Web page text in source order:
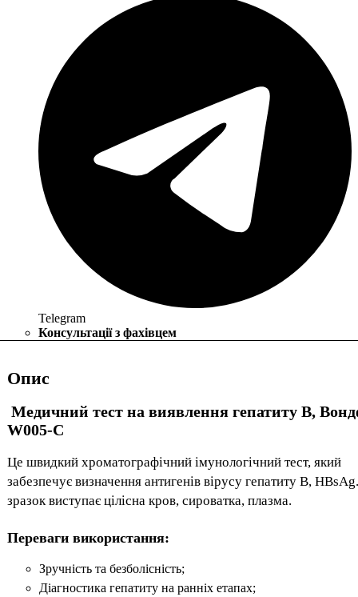
Telegram
Консультації з фахівцем
Опис
Медичний тест на виявлення гепатиту B,
W005-C
Це швидкий хроматографічний імунологічний тест, який
забезпечує визначення антигенів вірусу гепатиту В,
зразок виступає цілісна кров, сироватка, плазма.
Переваги використання:
Зручність та безболісність;
Діагностика гепатиту на ранніх етапах;